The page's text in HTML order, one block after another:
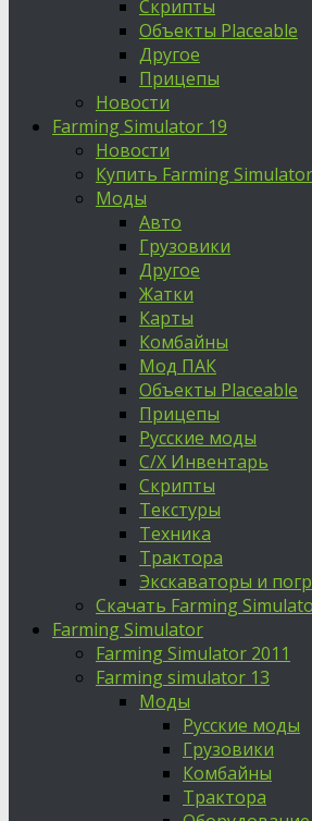
Скрипты
Объекты Placeable
Другое
Прицепы
Новости
Farming Simulator 19
Новости
Купить Farming
Моды
Авто
Грузовики
Другое
Жатки
Карты
Комбайны
Мод ПАК
Объекты Placeable
Прицепы
Русские моды
С/Х Инвентарь
Скрипты
Текстуры
Техника
Трактора
Экскаваторы и
Скачать Farming
Farming Simulator
Farming Simulator 2011
Farming simulator 13
Моды
Русские моды
Грузовики
Комбайны
Трактора